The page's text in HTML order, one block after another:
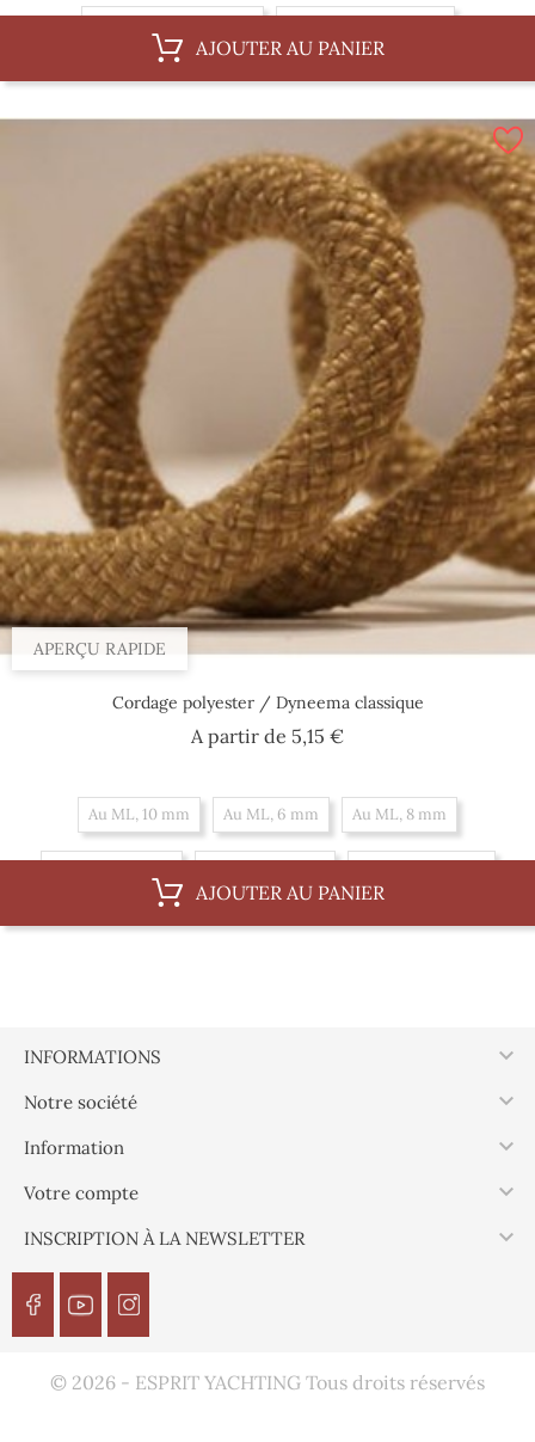
Laiton brossé, 10 x 3 mm Laiton brossé, 20 x 5 mm
Laiton brossé, 12 x 4 mm
Laiton brut, 10 x 3 mm Laiton brut, 25 x 6 mm
Laiton brut, 20 x 5 mm Laiton brut, 12 x 4 mm
AJOUTER AU PANIER
APERÇU RAPIDE
Cordage polyester / Dyneema classique
A partir de 5,15 €Prix
Au ML, 10 mm Au ML, 6 mm Au ML, 8 mm
AJOUTER AU PANIER
INFORMATIONS 
Notre société 
Information 
Votre compte 
INSCRIPTION À LA NEWSLETTER 
© 2026 - ESPRIT YACHTING Tous droits réservés